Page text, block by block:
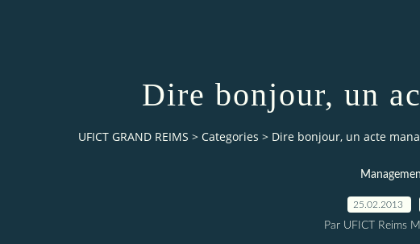
Dire bonjour, un
UFICT GRAND REIMS > Categories > Dire bonjour, un acte
25.02.2013
Par UFICT Reims